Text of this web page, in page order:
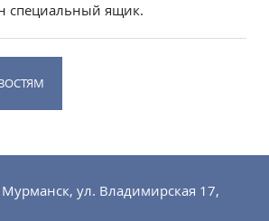
специальный ящик.
ул. Владимирская 17,